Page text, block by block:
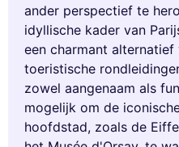
ander perspectief te
idyllische kader van
een charmant
toeristische
zowel aangenaam als
mogelijk om de
hoofdstad, zoals de